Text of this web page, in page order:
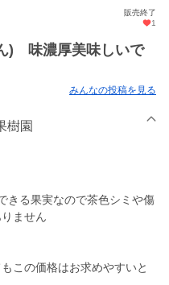
販売終了
1
) 味濃厚美味しいで
みんなの投稿を見る
樹園
きる果実なので茶色シミや傷
ません
この価格はお求めやすいと